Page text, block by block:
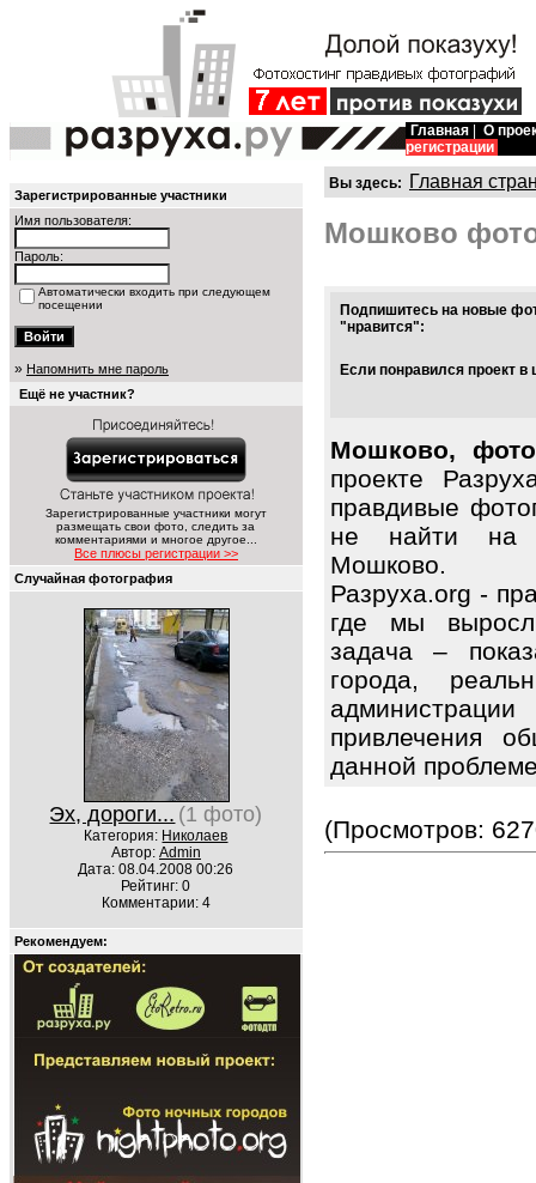
Главная
О
регистрации
Зарегистрированные участники
Имя пользователя:
Пароль:
Автоматически входить при следующем
посещении
» Напомнить мне пароль
Ещё не участник?
Зарегистрированные участники могут
размещать свои фото, следить за
комментариями и многое другое...
Все плюсы регистрации >>
Случайная фотография
Эх, дороги... (1 фото)
Категория: Николаев
Автор: Admin
Дата: 08.04.2008 00:26
Рейтинг: 0
Комментарии: 4
Рекомендуем:
Вы здесь: Главная
Мошково
Подпишитесь на новые
"нравится":
Если понравился проект
Мошково,
проекте
правдивые
не найти на
Мошково.
Разруха.org -
где мы
задача –
города,
привлечения
данной
(Просмотров: